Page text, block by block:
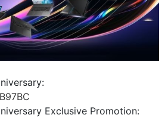
Exclusive Promotion: